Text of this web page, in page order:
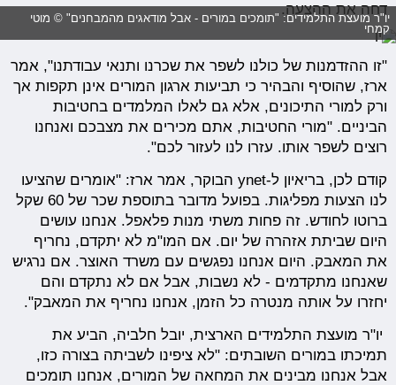
דחה את ההצעה.
יו"ר מועצת התלמידים: "תומכים במורים - אבל מודאגים מהמבחנים" © מוטי
קמחי
"זו ההזדמנות של כולנו לשפר את שכרנו ותנאי עבודתנו", אמר
ארז, שהוסיף והבהיר כי תביעות ארגון המורים אינן תקפות אך
ורק למורי התיכונים, אלא גם לאלו המלמדים בחטיבות
הביניים. "מורי החטיבות, אתם מכירים את מצבכם ואנחנו
רוצים לשפר אותו. עזרו לנו לעזור לכם".
קודם לכן, בריאיון ל-ynet הבוקר, אמר ארז: "אומרים שהציעו
לנו הצעות מפליגות. בפועל מדובר בתוספת שכר של 60 שקל
ברוטו לחודש. זה פחות משתי מנות פלאפל. אנחנו עושים
היום שביתת אזהרה של יום. אם המו"מ לא יתקדם, נחריף
את המאבק. היום אנחנו נפגשים עם משרד האוצר. אם נרגיש
שאנחנו מתקדמים - לא נשבות, אבל אם לא נתקדם והם
יחזרו על אותה מנטרה כל הזמן, אנחנו נחריף את המאבק".
יו"ר מועצת התלמידים הארצית, יובל חלביה, הביע את
תמיכתו במורים השובתים: "לא ציפינו לשביתה בצורה כזו,
אבל אנחנו מבינים את המחאה של המורים, אנחנו תומכים